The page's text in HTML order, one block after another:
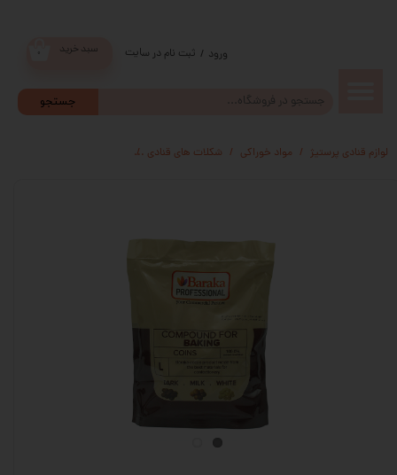
جستجو
سبد خرید ورود / ثبت نام در سایت
سفارشات
خروج از
حساب
کاربری
لوازم قنادی پرستیژ مواد خوراکی شکلات های قنادی